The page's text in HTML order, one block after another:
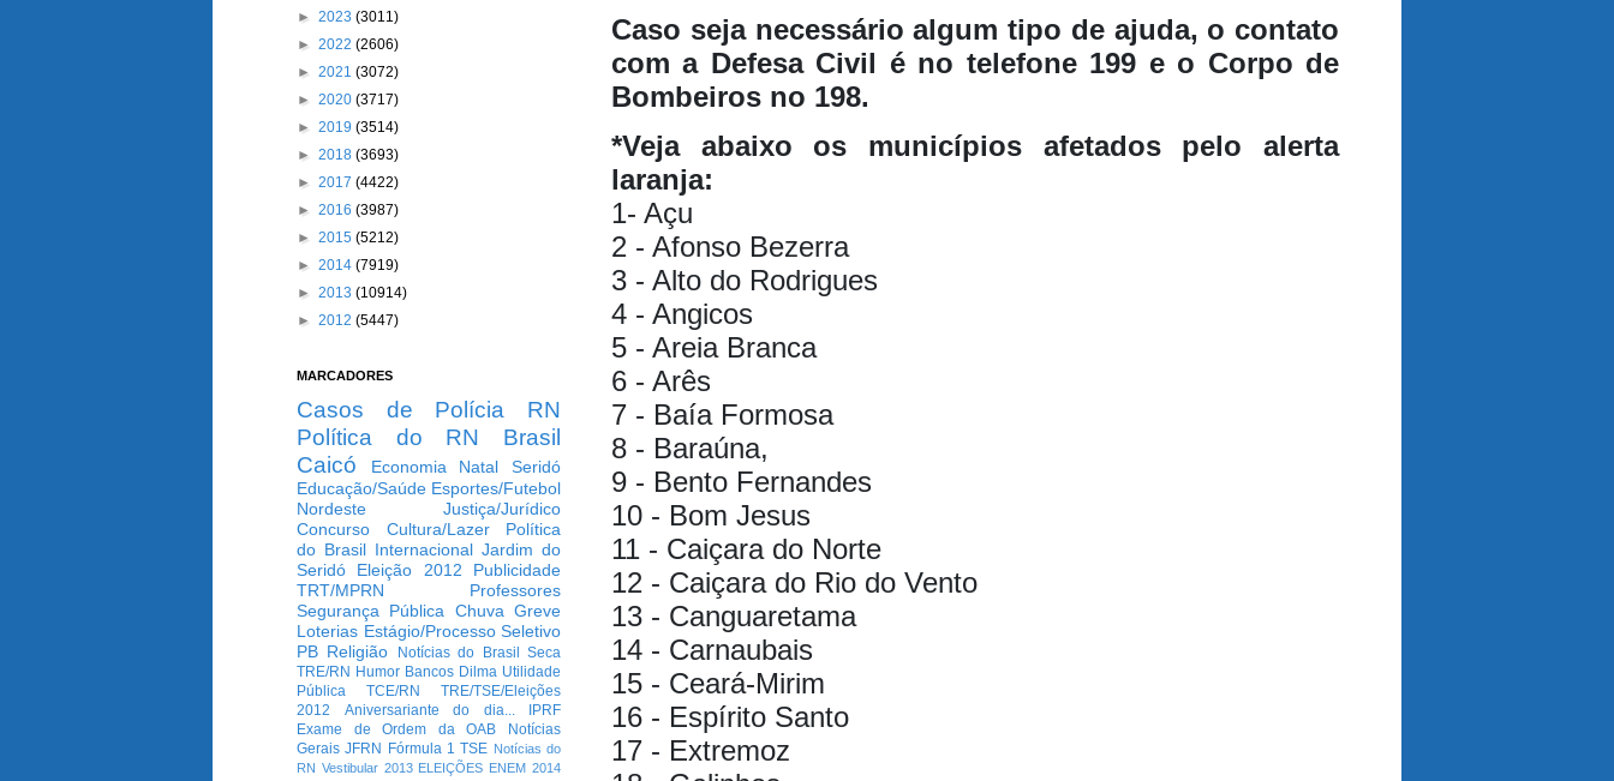
Caso seja necessário algum tipo de ajuda, o contato
com a Defesa Civil é no telefone 199 e o Corpo de
Bombeiros no 198.
*Veja abaixo os municípios afetados pelo alerta
laranja:
1- Açu
2 - Afonso Bezerra
3 - Alto do Rodrigues
4 - Angicos
5 - Areia Branca
6 - Arês
7 - Baía Formosa
8 - Baraúna,
9 - Bento Fernandes
10 - Bom Jesus
11 - Caiçara do Norte
12 - Caiçara do Rio do Vento
13 - Canguaretama
14 - Carnaubais
15 - Ceará-Mirim
16 - Espírito Santo
17 - Extremoz
► 2023 (3011)
► 2022 (2606)
► 2021 (3072)
► 2020 (3717)
► 2019 (3514)
► 2018 (3693)
► 2017 (4422)
► 2016 (3987)
► 2015 (5212)
► 2014 (7919)
► 2013 (10914)
► 2012 (5447)
MARCADORES
Casos de Polícia
RN
Política do RN
Brasil
Caicó
Economia Natal
Seridó
Educação/Saúde Esportes/Futebol
Nordeste
Justiça/Jurídico
Concurso
Cultura/Lazer
Política
do Brasil Internacional Jardim do
Seridó
Eleição 2012
Publicidade
TRT/MPRN
Professores
Segurança Pública Chuva Greve
Loterias Estágio/Processo Seletivo
PB Religião Notícias do Brasil
Seca
TRE/RN Humor Bancos Dilma Utilidade
Pública
TCE/RN
TRE/TSE/Eleições
2012
Aniversariante do dia...
IPRF
Exame de Ordem da OAB
Notícias
Gerais JFRN Fórmula 1 TSE Notícias do
RN Vestibular 2013 ELEIÇÕES ENEM 2014